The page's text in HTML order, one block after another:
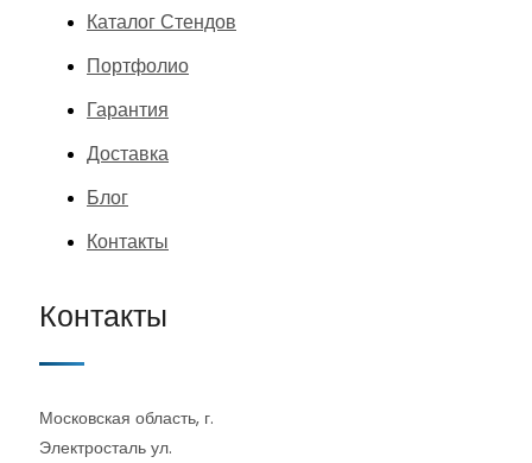
Каталог Стендов
Портфолио
Гарантия
Доставка
Блог
Контакты
Контакты
Московская область, г.
Электросталь ул.